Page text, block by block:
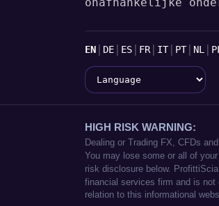
onafhankelijke
Talen
EN DE ES FR| IT| PT| NL PL
Language